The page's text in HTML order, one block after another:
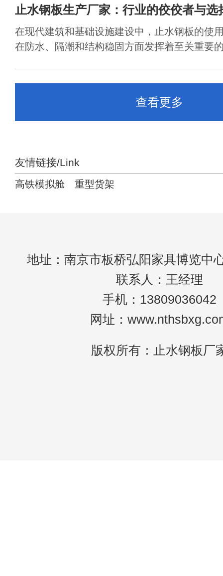
止水钢板生产厂家：行业的佼佼者与选
在现代建筑和基础设施建设中，止水钢板的使
在防水、隔潮和结构稳固方面发挥着至关重要
查看更多
友情链接/Link
高铁模拟舱 重型货架
地址：南京市板桥弘阳家具博览中
联系人：王经理
手机：13809036042
网址：
版权所有：止水钢板厂